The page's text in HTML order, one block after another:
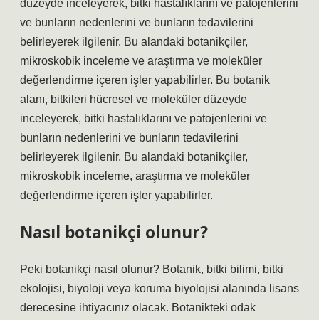
düzeyde inceleyerek, bitki hastalıklarını ve patojenlerini
ve bunların nedenlerini ve bunların tedavilerini
belirleyerek ilgilenir. Bu alandaki botanikçiler,
mikroskobik inceleme ve araştırma ve moleküler
değerlendirme içeren işler yapabilirler. Bu botanik
alanı, bitkileri hücresel ve moleküler düzeyde
inceleyerek, bitki hastalıklarını ve patojenlerini ve
bunların nedenlerini ve bunların tedavilerini
belirleyerek ilgilenir. Bu alandaki botanikçiler,
mikroskobik inceleme, araştırma ve moleküler
değerlendirme içeren işler yapabilirler.
Nasıl botanikçi olunur?
Peki botanikçi nasıl olunur? Botanik, bitki bilimi, bitki
ekolojisi, biyoloji veya koruma biyolojisi alanında lisans
derecesine ihtiyacınız olacak. Botanikteki odak